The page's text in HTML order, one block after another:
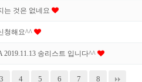
는 것은 없네요
청해요^^
2019.11.13 송리스트 입니다^^
3 4 5 6 7 8